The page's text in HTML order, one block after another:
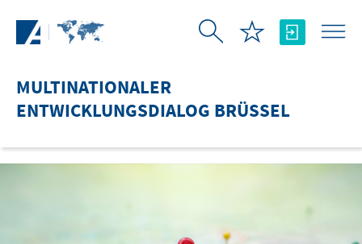
MULTINATIONALER
ENTWICKLUNGSDIALOG BRÜSSEL